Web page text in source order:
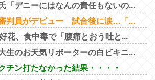
「デニーにはなんの責任もないの...
判員がデビュー 試合後に涙…「...
花、食中毒で「腹痛とおう吐と...
生のお天気リポーターの白ビキニ...
チン打たなかった結果・・・・